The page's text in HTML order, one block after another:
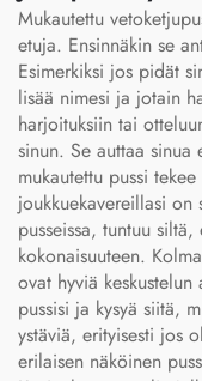
Mukautettu
etuja. Ensinnäkin se
Esimerkiksi jos pidät
lisää nimesi ja jotain
harjoituksiin tai
sinun. Se auttaa sinua
mukautettu pussi
joukkuekavereillasi on
pusseissa, tuntuu
kokonaisuuteen.
ovat hyviä keskustelun
pussisi ja kysyä siitä,
ystäviä, erityisesti jos
erilaisen näköinen